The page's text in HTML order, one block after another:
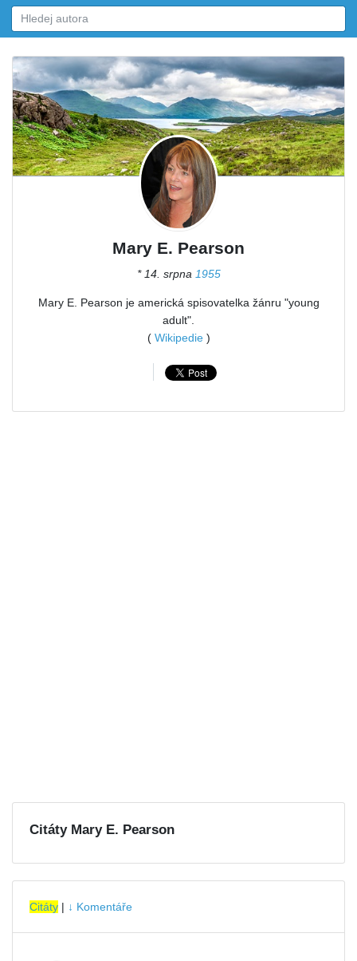
Mary E. Pearson
* 14. srpna 1955
Mary E. Pearson je americká spisovatelka žánru "young
adult".
( Wikipedie)
Citáty Mary E. Pearson
Citáty | ↓ Komentáře